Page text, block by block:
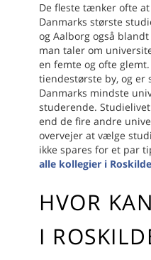
De fleste tænker ofte
Danmarks største
og Aalborg også
man taler om
en femte og ofte
tiendestørste by, og
Danmarks mindste
studerende.
end de fire andre
overvejer at vælge
ikke spares for et par
alle kollegier i Roskilde
HVOR
I